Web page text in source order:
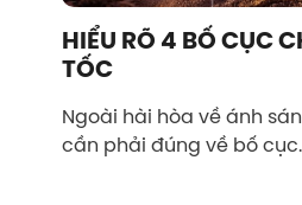
HIỂU RÕ 4 BỐ CỤC
TỐC
Ngoài hài hòa về ánh
cần phải đúng về bố cục.